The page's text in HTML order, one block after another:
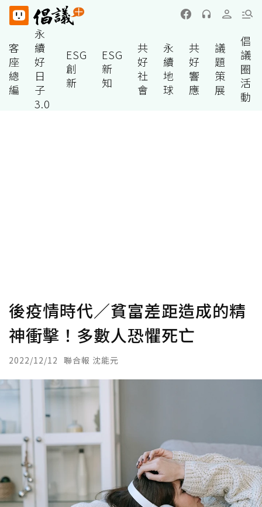
客
座
總
編
永
續
好
日
子
3.0
ESG
創
新
ESG
新
知
共
好
社
會
永
續
地
球
共
好
響
應
議
題
策
展
倡
議
圈
活
動
後疫情時代／貧富差距造成的精
神衝擊！多數人恐懼死亡
2022/12/12 聯合報 沈能元